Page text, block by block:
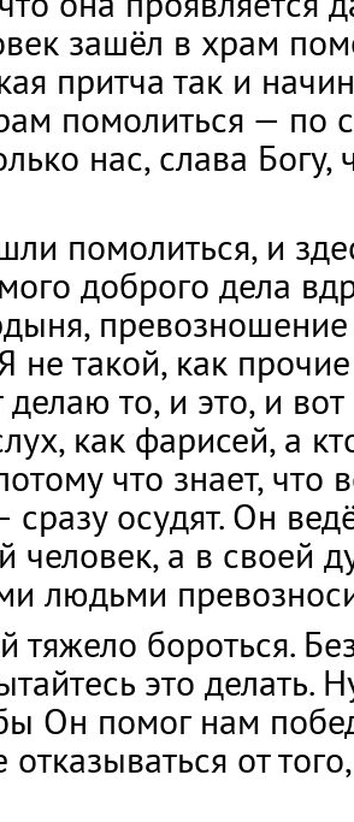
зашёл в храм
притча так и
помолиться — по
нас, слава
помолиться, и
доброго дела
не такой, как
делаю то, и это, и
как фарисей, а
что знает, что
сразу осудят. Он
человек, а в своей
людьми
тяжело бороться.
это делать.
Он помог нам
от